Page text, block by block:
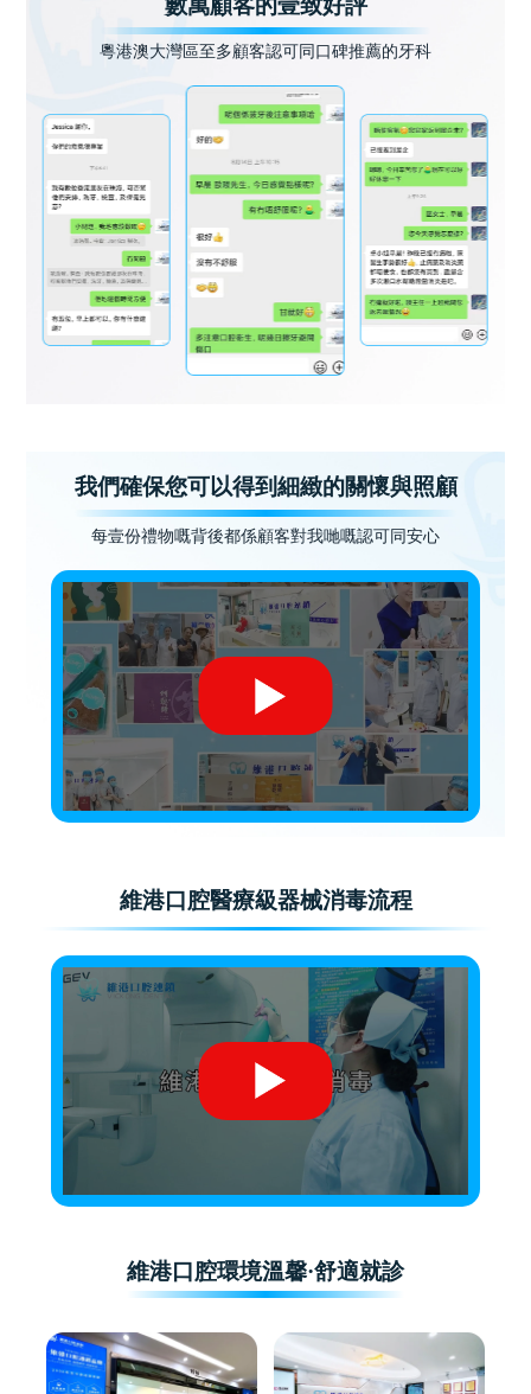
數萬顧客的壹致好評
粵港澳大灣區至多顧客認可同口碑推薦的牙科
我們確保您可以得到細緻的關懷與照顧
每壹份禮物嘅背後都係顧客對我哋嘅認可同安心
維港口腔醫療級器械消毒流程
維港口腔環境溫馨·舒適就診